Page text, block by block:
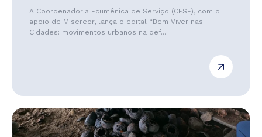
A Coordenadoria Ecumênica de Serviço (CESE), com o
apoio de Misereor, lança o edital “Bem Viver nas
Cidades: movimentos urbanos na def...